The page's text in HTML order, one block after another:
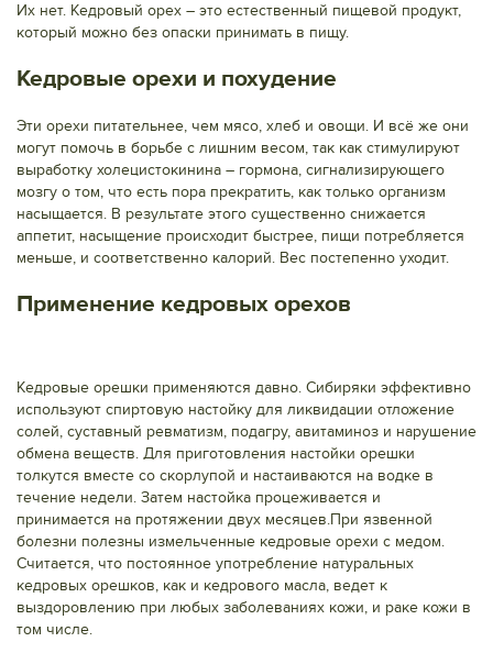
Их нет. Кедровый орех – это естественный пищевой продукт,
который можно без опаски принимать в пищу.
Кедровые орехи и похудение
Эти орехи питательнее, чем мясо, хлеб и овощи. И всё же они
могут помочь в борьбе с лишним весом, так как стимулируют
выработку холецистокинина – гормона, сигнализирующего
мозгу о том, что есть пора прекратить, как только организм
насыщается. В результате этого существенно снижается
аппетит, насыщение происходит быстрее, пищи потребляется
меньше, и соответственно калорий. Вес постепенно уходит.
Применение кедровых орехов
Кедровые орешки применяются давно. Сибиряки эффективно
используют спиртовую настойку для ликвидации отложение
солей, суставный ревматизм, подагру, авитаминоз и нарушение
обмена веществ. Для приготовления настойки орешки
толкутся вместе со скорлупой и настаиваются на водке в
течение недели. Затем настойка процеживается и
принимается на протяжении двух месяцев.При язвенной
болезни полезны измельченные кедровые орехи с медом.
Считается, что постоянное употребление натуральных
кедровых орешков, как и кедрового масла, ведет к
выздоровлению при любых заболеваниях кожи, и раке кожи в
том числе.